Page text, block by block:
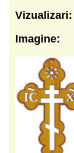
Vizualizari:
Imagine: